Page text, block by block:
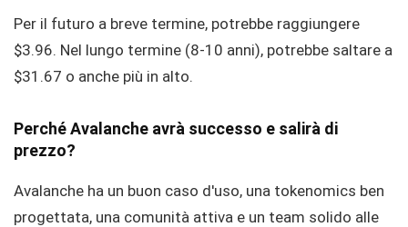
Per il futuro a breve termine, potrebbe raggiungere
$3.96. Nel lungo termine (8-10 anni), potrebbe saltare a
$31.67 o anche più in alto.
Perché Avalanche avrà successo e salirà di
prezzo?
Avalanche ha un buon caso d'uso, una tokenomics ben
progettata, una comunità attiva e un team solido alle